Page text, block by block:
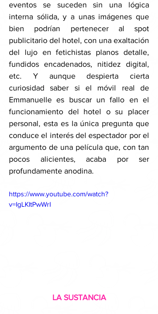
eventos se suceden sin una lógica
interna sólida, y a unas imágenes que
bien podrían pertenecer al spot
publicitario del hotel, con una exaltación
del lujo en fetichistas planos detalle,
fundidos encadenados, nitidez digital,
etc. Y aunque despierta cierta
curiosidad saber si el móvil real de
Emmanuelle es buscar un fallo en el
funcionamiento del hotel o su placer
personal, esta es la única pregunta que
conduce el interés del espectador por el
argumento de una película que, con tan
pocos alicientes, acaba por ser
profundamente anodina.
https://www.youtube.com/watch?
v=IgLKItPwWrI
LA SUSTANCIA